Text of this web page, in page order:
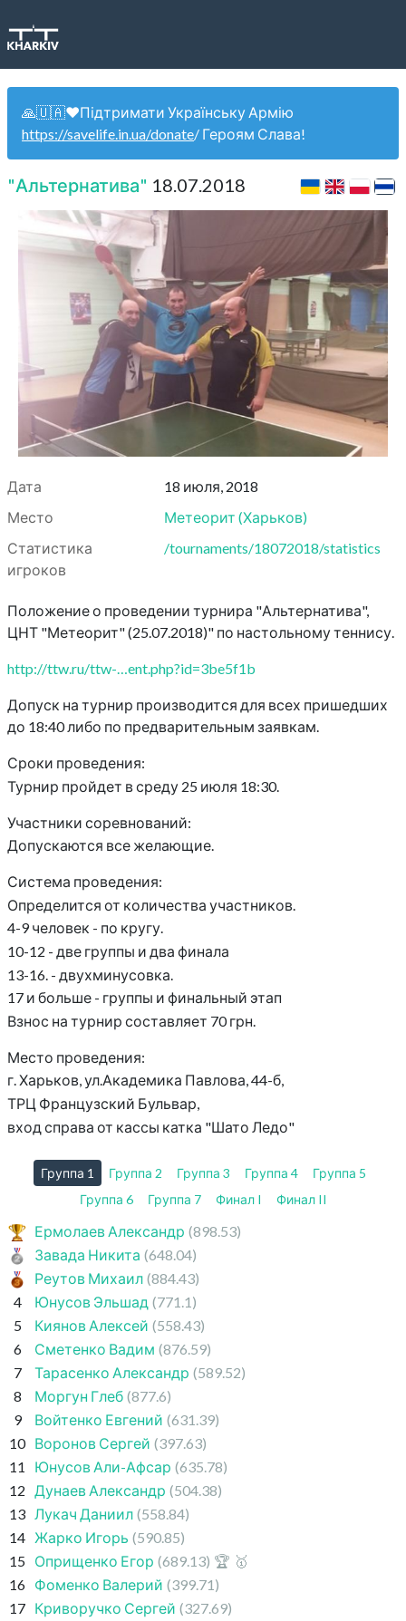
🙏🇺🇦❤️Підтримати Українську Армію
https://savelife.in.ua/donate/ Героям Слава!
"Альтернатива" 18.07.2018
Дата
18 июля, 2018
Место
Метеорит (Харьков)
Статистика
игроков
/tournaments/18072018/statistics
Положение о проведении турнира "Альтернатива",
ЦНТ "Метеорит" (25.07.2018)" по настольному теннису.
http://ttw.ru/ttw-…ent.php?id=3be5f1b
Допуск на турнир производится для всех пришедших
до 18:40 либо по предварительным заявкам.
Сроки проведения:
Турнир пройдет в среду 25 июля 18:30.
Участники соревнований:
Допускаются все желающие.
Система проведения:
Определится от количества участников.
4-9 человек - по кругу.
10-12 - две группы и два финала
13-16. - двухминусовка.
17 и больше - группы и финальный этап
Взнос на турнир составляет 70 грн.
Место проведения:
г. Харьков, ул.Академика Павлова, 44-б,
ТРЦ Французский Бульвар,
вход справа от кассы катка "Шато Ледо"
Группа 1 Группа 2 Группа 3 Группа 4
Группа 5
Группа 6
Группа 7 Финал I Финал II
Ермолаев Александр (898.53)
Завада Никита (648.04)
Реутов Михаил (884.43)
4
Юнусов Эльшад (771.1)
5
Киянов Алексей (558.43)
6
Сметенко Вадим (876.59)
7
Тарасенко Александр (589.52)
8
Моргун Глеб (877.6)
9
Войтенко Евгений (631.39)
10 Воронов Сергей (397.63)
11
Юнусов Али-Афсар (635.78)
12
Дунаев Александр (504.38)
13
Лукач Даниил (558.84)
14 Жарко Игорь (590.85)
15 Оприщенко Егор (689.13) 🏆 🥇
16 Фоменко Валерий (399.71)
17 Криворучко Сергей (327.69)